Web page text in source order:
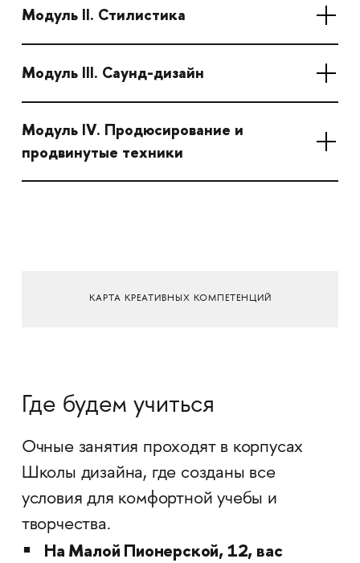
Модуль II. Стилистика
Модуль III. Саунд-дизайн
Модуль IV. Продюсирование и
продвинутые техники
КАРТА КРЕАТИВНЫХ КОМПЕТЕНЦИЙ
Где будем учиться
Очные занятия проходят в корпусах
Школы дизайна, где созданы все
условия для комфортной учебы и
творчества.
На Малой Пионерской, 12, вас